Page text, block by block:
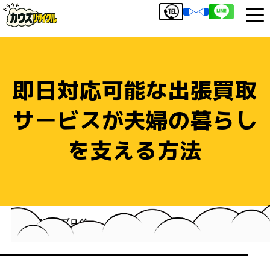
即日対応可能な出張買取
サービスが夫婦の暮らし
を支える方法
HOME
ブログ
即日対応可能な出張買取サービスが夫婦の暮らしを支え
る方法